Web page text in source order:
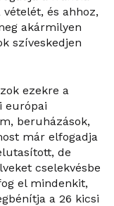
és ahhoz,
akármilyen
szíveskedjen
ezekre a
európai
beruházások,
már elfogadja
de
cselekvésbe
el mindenkit,
a 26 kicsi